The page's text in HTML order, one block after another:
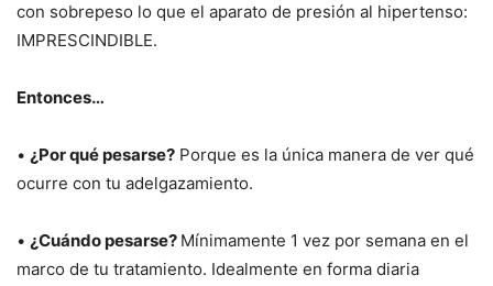
con sobrepeso lo que el aparato de presión al hipertenso:
IMPRESCINDIBLE.
Entonces…
• ¿Por qué pesarse? Porque es la única manera de ver qué
ocurre con tu adelgazamiento.
• ¿Cuándo pesarse? Mínimamente 1 vez por semana en el
marco de tu tratamiento. Idealmente en forma diaria